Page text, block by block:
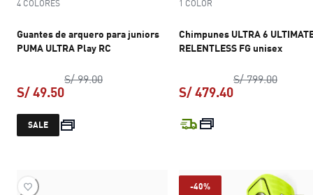
4 COLORES
Guantes de arquero para juniors
PUMA ULTRA Play RC
S/ 99.00precio original S/ 99.00
S/ 49.50
precio actual S/ 49.50
SALE
1 COLOR
Chimpunes ULTRA 6
RELENTLESS FG unisex
S/ 799.00precio
S/ 479.40
-40%